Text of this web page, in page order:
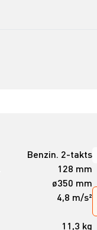
Benzin. 2-takts
128 mm
ø350 mm
4,8 m/s²
11,3 kg